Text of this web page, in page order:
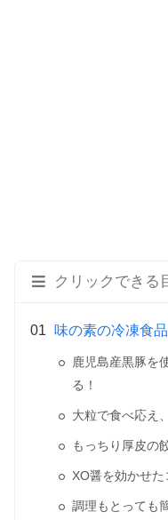
クリックできる
味の素の冷凍食
鹿児島産黒豚を
る！
大粒で食べ応え
もっちり厚皮の
XO醤を効かせ
調理もとっても